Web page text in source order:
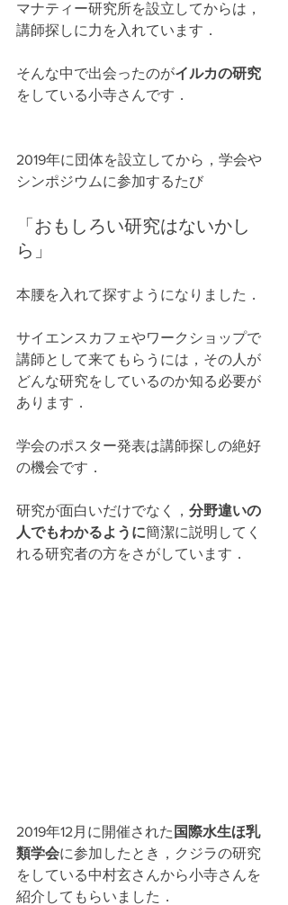
マナティー研究所を設立してからは，
講師探しに力を入れています．
そんな中で出会ったのがイルカの研究
をしている小寺さんです．
2019年に団体を設立してから，学会や
シンポジウムに参加するたび
「おもしろい研究はないかし
ら」
本腰を入れて探すようになりました．
サイエンスカフェやワークショップで
講師として来てもらうには，その人が
どんな研究をしているのか知る必要が
あります．
学会のポスター発表は講師探しの絶好
の機会です．
研究が面白いだけでなく， 分野違いの
人でもわかるように簡潔に説明してく
れる研究者の方をさがしています．
2019年12月に開催された 国際水生ほ乳
類学会に参加したとき，クジラの研究
をしている中村玄さんから小寺さんを
紹介してもらいました．